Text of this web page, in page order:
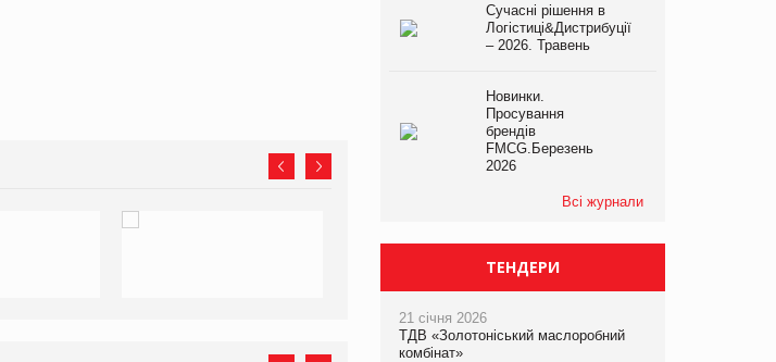
Сучасні рішення в
Логістиці&Дистрибуції
– 2026. Травень
Новинки.
Просування
брендів
FMCG.Березень
2026
Всі журнали
ТЕНДЕРИ
21 січня 2026
ТДВ «Золотоніський маслоробний
комбінат»